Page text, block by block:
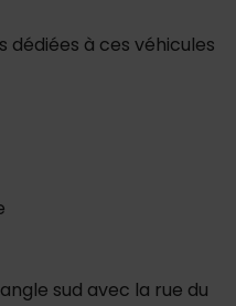
dédiées à ces véhicules
sud avec la rue du